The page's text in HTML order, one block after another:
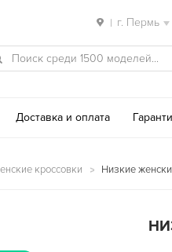
| г. Пермь
Доставка и оплата
кроссовки Низкие